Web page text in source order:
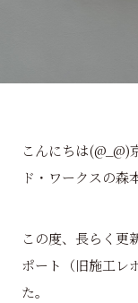
こんにちは
ド・ワークスの森
この度、長らく更
ポート（旧施工レ
た。